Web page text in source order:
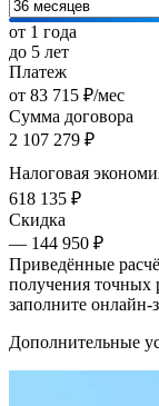
от 1 года
до 5 лет
Платеж
от 83 715 ₽/мес
Сумма договора
2 107 279 ₽
Налоговая
618 135 ₽
Скидка
— 144 950 ₽
Приведённые
получения точных
заполните онлайн-
Дополнительные